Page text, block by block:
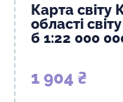
Карта світу
області
б 1:22 000
1 904 ₴